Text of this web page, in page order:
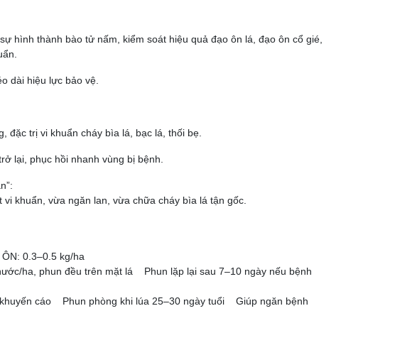
hình thành bào tử nấm, kiểm soát hiệu quả đạo ôn lá, đạo ôn cổ gié,
dài hiệu lực bảo vệ.
đặc trị vi khuẩn cháy bìa lá, bạc lá, thối bẹ.
lại, phục hồi nhanh vùng bị bệnh.
khuẩn, vừa ngăn lan, vừa chữa cháy bìa lá tận gốc.
0.3–0.5 kg/ha
ha, phun đều trên mặt lá Phun lặp lại sau 7–10 ngày nếu bệnh
cáo Phun phòng khi lúa 25–30 ngày tuổi Giúp ngăn bệnh